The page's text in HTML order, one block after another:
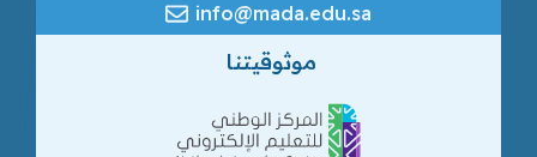
info@mada.edu.sa
موثوقيتنا